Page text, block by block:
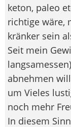
keton, paleo
richtige wäre,
kränker sein
Seit mein
abnehmen
um Vieles
noch mehr
In diesem